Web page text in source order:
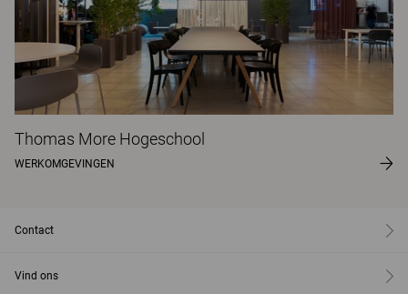
Thomas More Hogeschool
WERKOMGEVINGEN
Contact
Vind ons